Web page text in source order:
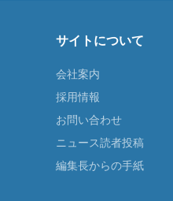
サイトについて
会社案内
採用情報
お問い合わせ
ニュース読者投稿
編集長からの手紙